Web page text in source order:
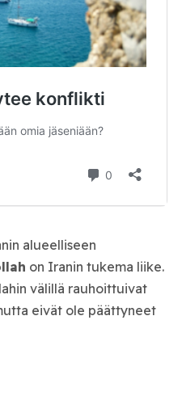
alueelliseen
on Iranin tukema liike.
välillä rauhoittuivat
eivät ole päättyneet